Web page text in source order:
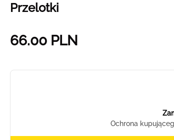
Przelotki
66.00 PLN